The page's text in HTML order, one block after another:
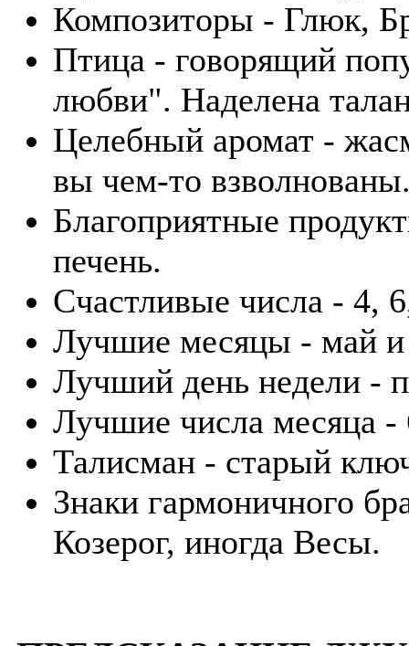
Композиторы - Глюк,
Птица - говорящий
любви". Наделена
Целебный аромат -
вы чем-то
Благоприятные
печень.
Счастливые числа - 4,
Лучшие месяцы - май
Лучший день недели -
Лучшие числа месяца -
Талисман - старый
Знаки гармоничного
Козерог, иногда Весы.